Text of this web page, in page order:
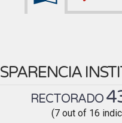
RECTORADO
(7 out of 16